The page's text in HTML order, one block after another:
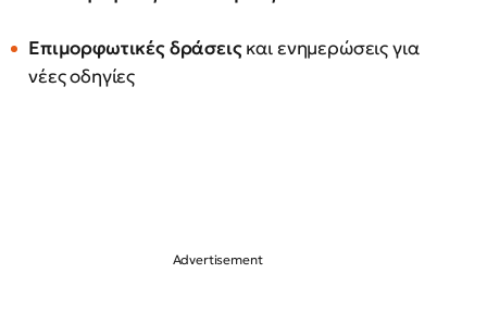
Επιμορφωτικές δράσειςκαι ενημερώσεις για
νέες οδηγίες